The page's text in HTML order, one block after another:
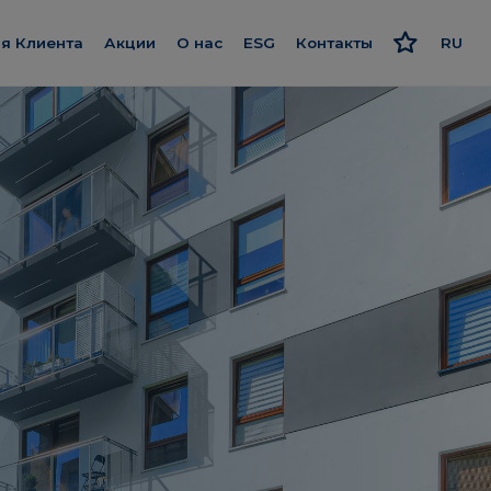
Клиента
pod klucz
рекомендаций
карта
Клиентов
строительных
Клиента
Акции О нас
Познакомьтесь с нами
Наш стандарт
Мы даём больше
Smart House by Keemple
Купим участки
Компании группы
Для инвестора
Карьера
ESG
Ответственный подход
Стратегия и отчеты
Контакты RU